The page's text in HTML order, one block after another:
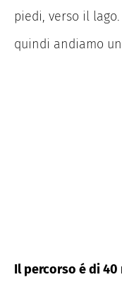
piedi, verso il
quindi andiamo un
Il percorso é di